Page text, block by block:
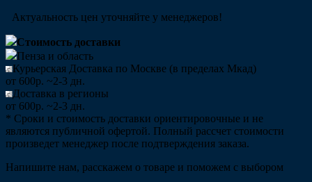
Актуальность цен уточняйте у менеджеров!
Стоимость доставки
Пенза и область
Курьерская Доставка по Москве (в пределах Мкад)
от 600р. ~2-3 дн.
Доставка в регионы
от 600р. ~2-3 дн.
* Сроки и стоимость доставки ориентировочные и не
являются публичной офертой. Полный рассчет стоимости
произведет менеджер после подтверждения заказа.
Напишите нам, расскажем о товаре и поможем с выбором